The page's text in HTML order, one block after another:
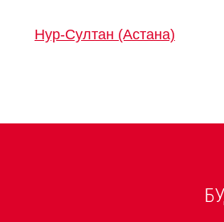
Нур-Султан (Астана)